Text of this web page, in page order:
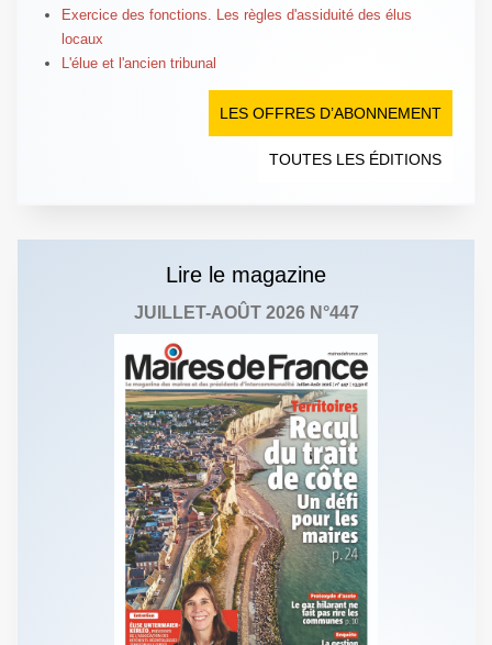
Exercice des fonctions. Les règles d'assiduité des élus
locaux
L'élue et l'ancien tribunal
LES OFFRES D’ABONNEMENT
TOUTES LES ÉDITIONS
Lire le magazine
JUILLET-AOÛT 2026 N°447